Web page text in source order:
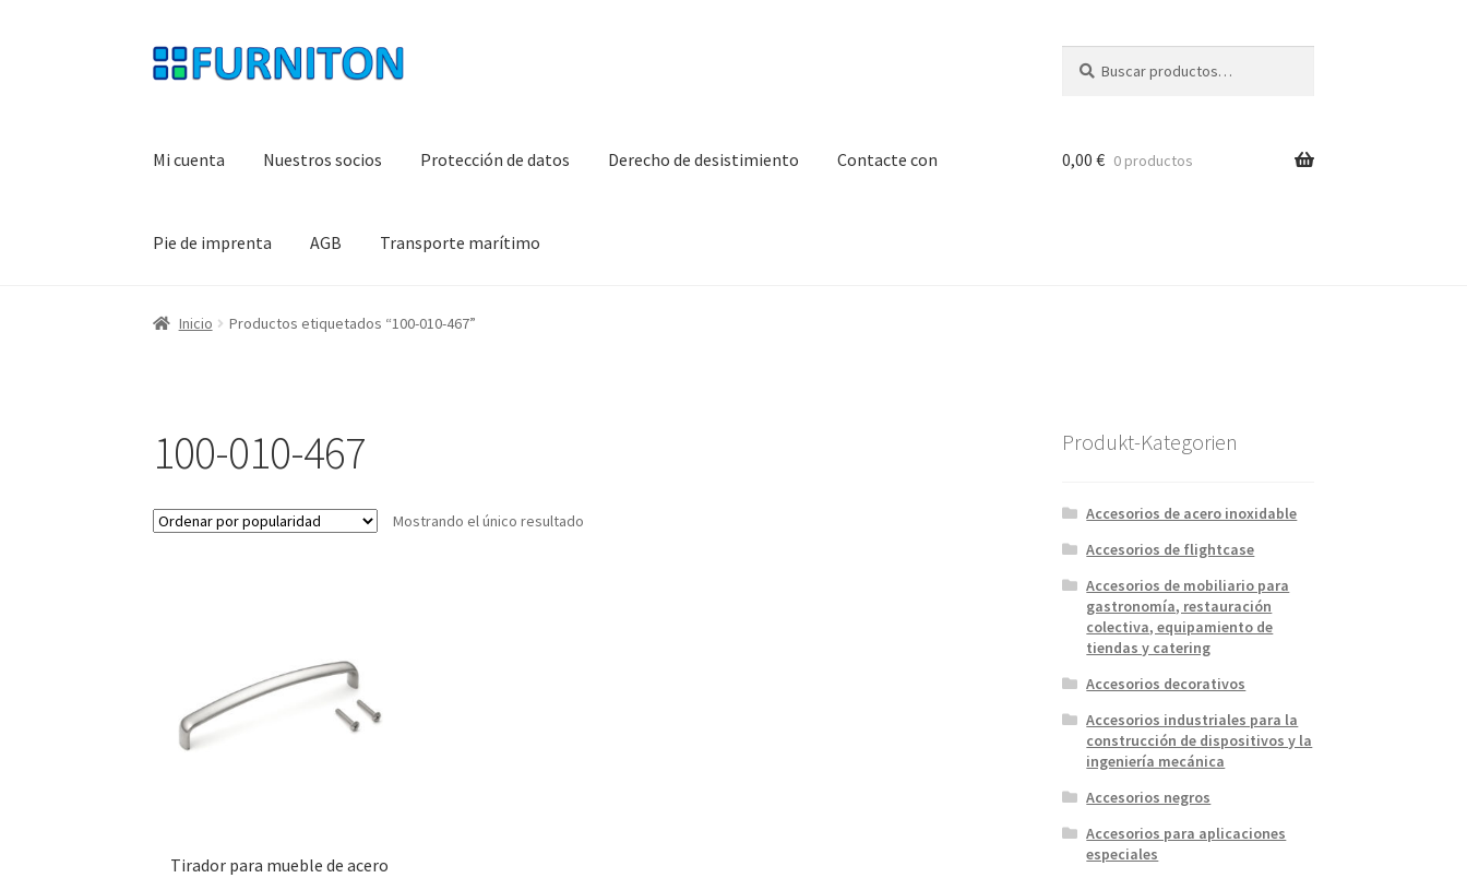
Ir
a
Ir
al
por:
Mi cuenta Nuestros socios Protección de datos Derecho de desistimiento Contacte con
Pie de imprenta AGB Transporte marítimo
0,00 € 0 productos
Inicio Productos etiquetados “100-010-467”
100-010-467
Mostrando el único resultado
Tirador para mueble de acero
Produkt-Kategorien
Accesorios de acero inoxidable
Accesorios de flightcase
Accesorios de mobiliario para
gastronomía, restauración
colectiva, equipamiento de
tiendas y catering
Accesorios decorativos
Accesorios industriales para la
construcción de dispositivos y la
ingeniería mecánica
Accesorios negros
Accesorios para aplicaciones
especiales